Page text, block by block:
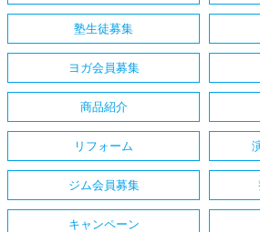
塾生徒募集
ヨガ会員募集
商品紹介
リフォーム
ジム会員募集
キャンペーン